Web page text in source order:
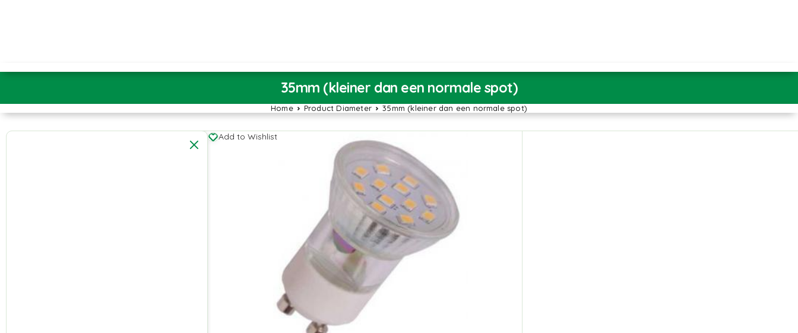
35mm (kleiner dan een normale spot)
Home Product Diameter 35mm (kleiner dan een normale spot)
Add to Wishlist